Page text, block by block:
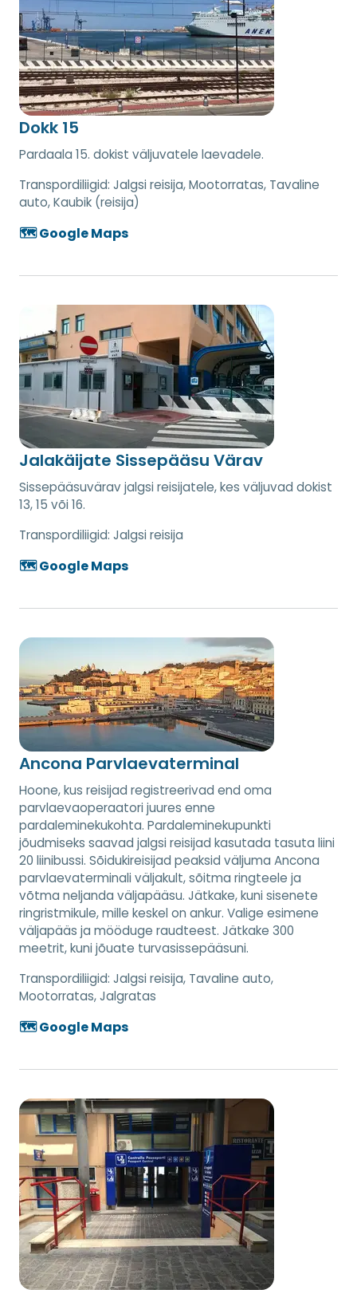
Dokk 15
Pardaala 15. dokist väljuvatele laevadele.
Transpordiliigid: Jalgsi reisija, Mootorratas, Tavaline
auto, Kaubik (reisija)
🗺️ Google Maps
Jalakäijate Sissepääsu Värav
Sissepääsuvärav jalgsi reisijatele, kes väljuvad dokist
13, 15 või 16.
Transpordiliigid: Jalgsi reisija
🗺️ Google Maps
Ancona Parvlaevaterminal
Hoone, kus reisijad registreerivad end oma
parvlaevaoperaatori juures enne
pardaleminekukohta. Pardaleminekupunkti
jõudmiseks saavad jalgsi reisijad kasutada tasuta liini
20 liinibussi. Sõidukireisijad peaksid väljuma Ancona
parvlaevaterminali väljakult, sõitma ringteele ja
võtma neljanda väljapääsu. Jätkake, kuni sisenete
ringristmikule, mille keskel on ankur. Valige esimene
väljapääs ja mööduge raudteest. Jätkake 300
meetrit, kuni jõuate turvasissepääsuni.
Transpordiliigid: Jalgsi reisija, Tavaline auto,
Mootorratas, Jalgratas
🗺️ Google Maps